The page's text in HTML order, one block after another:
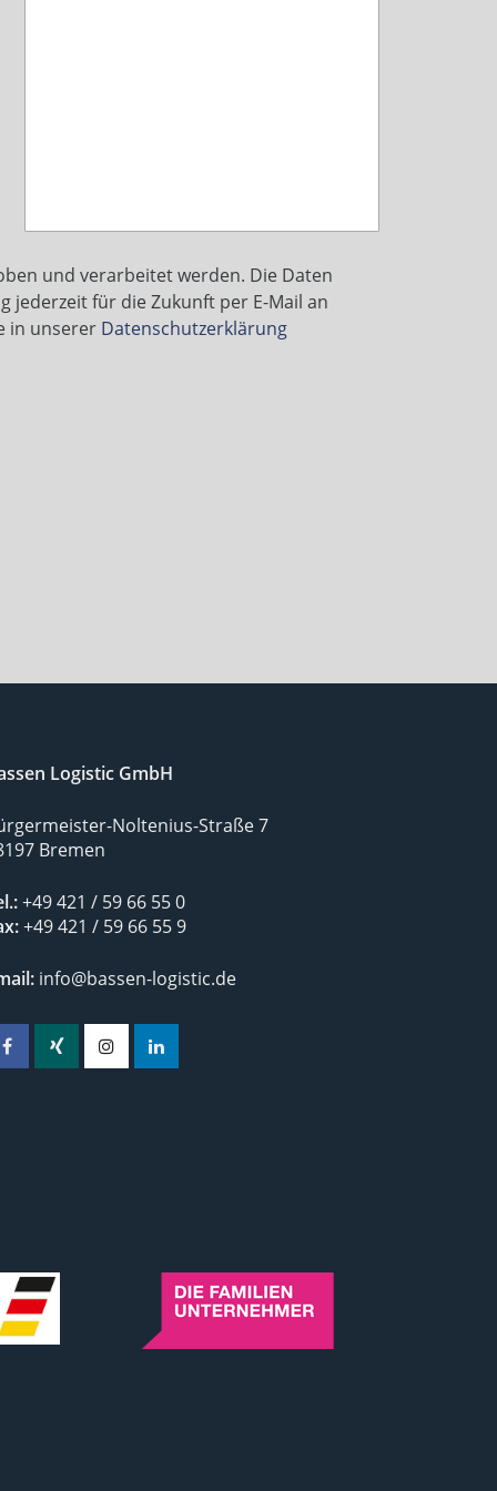
und verarbeitet werden. Die Daten
jederzeit für die Zukunft per E-Mail an
in unserer Datenschutzerklärung
Logistic GmbH
Noltenius-Straße 7
Bremen
+49 421 / 59 66 55 0
+49 421 / 59 66 55 9
info@bassen-logistic.de